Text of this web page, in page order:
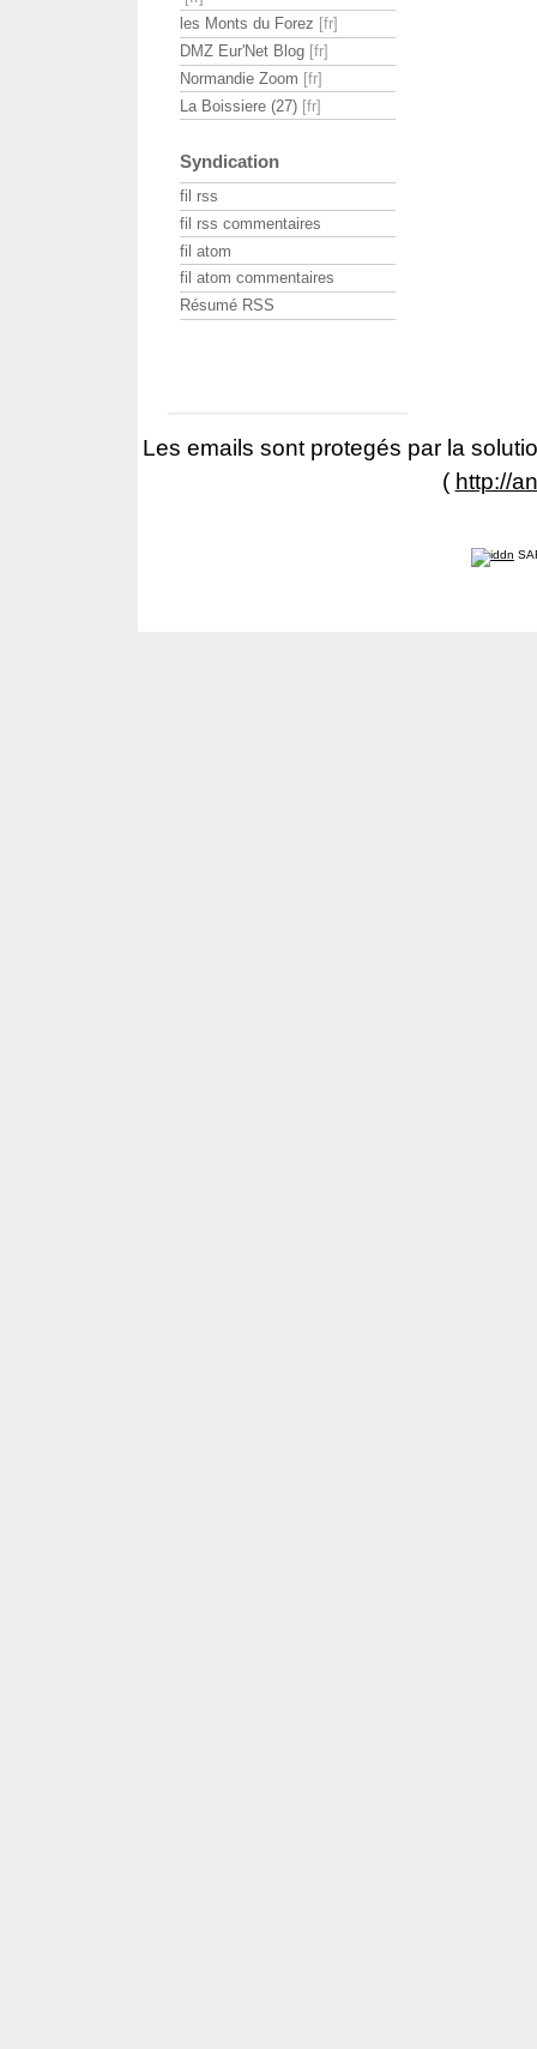
les Monts du Forez
DMZ Eur'Net Blog
Normandie Zoom
La Boissiere (27)
Syndication
fil rss
fil rss commentaires
fil atom
fil atom commentaires
Résumé RSS
Les emails sont protegés par la
( http://